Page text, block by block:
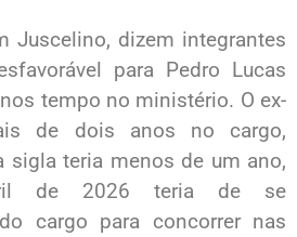
Juscelino, dizem integrantes
para Pedro Lucas
tempo no ministério. O ex-
de dois anos no cargo,
sigla teria menos de um ano,
de 2026 teria de se
cargo para concorrer nas